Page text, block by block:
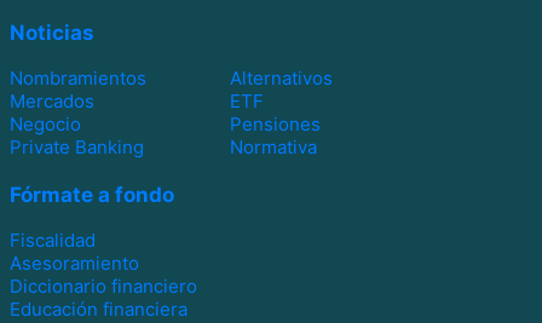
Noticias
Nombramientos
Alternativos
Mercados
ETF
Negocio
Pensiones
Private Banking
Normativa
Fórmate a fondo
Fiscalidad
Asesoramiento
Diccionario financiero
Educación financiera